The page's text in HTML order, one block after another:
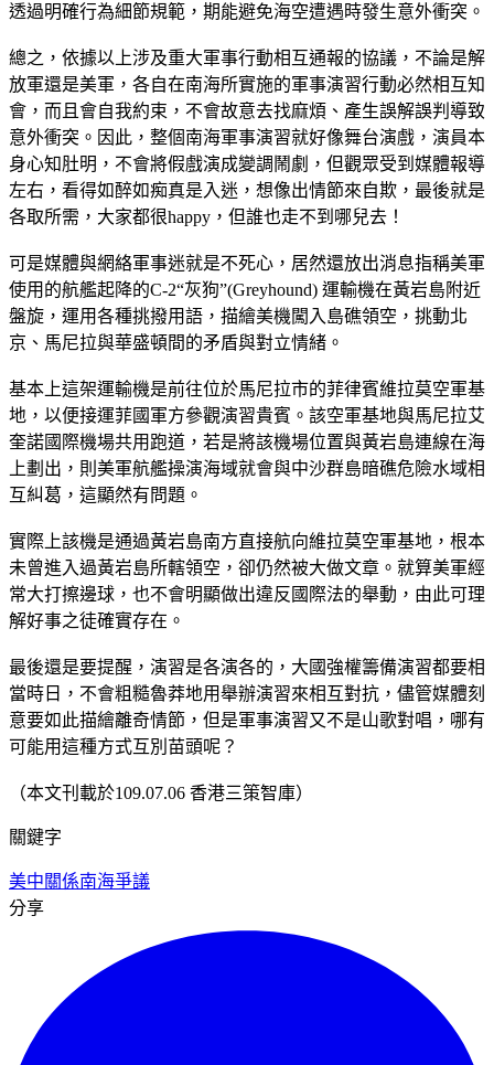
透過明確行為細節規範，期能避免海空遭遇時發生意外衝突。
總之，依據以上涉及重大軍事行動相互通報的協議，不論是解
放軍還是美軍，各自在南海所實施的軍事演習行動必然相互知
會，而且會自我約束，不會故意去找麻煩、產生誤解誤判導致
意外衝突。因此，整個南海軍事演習就好像舞台演戲，演員本
身心知肚明，不會將假戲演成變調鬧劇，但觀眾受到媒體報導
左右，看得如醉如痴真是入迷，想像出情節來自欺，最後就是
各取所需，大家都很happy，但誰也走不到哪兒去！
可是媒體與網絡軍事迷就是不死心，居然還放出消息指稱美軍
使用的航艦起降的C-2“灰狗”(Greyhound) 運輸機在黃岩島附近
盤旋，運用各種挑撥用語，描繪美機闖入島礁領空，挑動北
京、馬尼拉與華盛頓間的矛盾與對立情緒。
基本上這架運輸機是前往位於馬尼拉市的菲律賓維拉莫空軍基
地，以便接運菲國軍方參觀演習貴賓。該空軍基地與馬尼拉艾
奎諾國際機場共用跑道，若是將該機場位置與黃岩島連線在海
上劃出，則美軍航艦操演海域就會與中沙群島暗礁危險水域相
互糾葛，這顯然有問題。
實際上該機是通過黃岩島南方直接航向維拉莫空軍基地，根本
未曾進入過黃岩島所轄領空，卻仍然被大做文章。就算美軍經
常大打擦邊球，也不會明顯做出違反國際法的舉動，由此可理
解好事之徒確實存在。
最後還是要提醒，演習是各演各的，大國強權籌備演習都要相
當時日，不會粗糙魯莽地用舉辦演習來相互對抗，儘管媒體刻
意要如此描繪離奇情節，但是軍事演習又不是山歌對唱，哪有
可能用這種方式互別苗頭呢？
（本文刊載於109.07.06 香港三策智庫）
關鍵字
美中關係南海爭議
分享